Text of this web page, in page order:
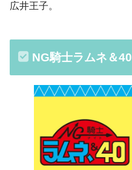
広井王子。
NG騎士ラムネ＆40